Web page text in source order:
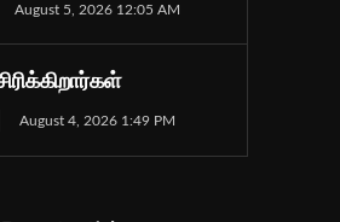
August 5, 2026 12:05 AM
August 4, 2026 1:49 PM